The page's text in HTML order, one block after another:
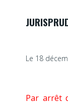
Le 18
Par arrêt